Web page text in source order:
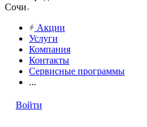
Сочи
Акции
Услуги
Компания
Контакты
Сервисные программы
...
Войти